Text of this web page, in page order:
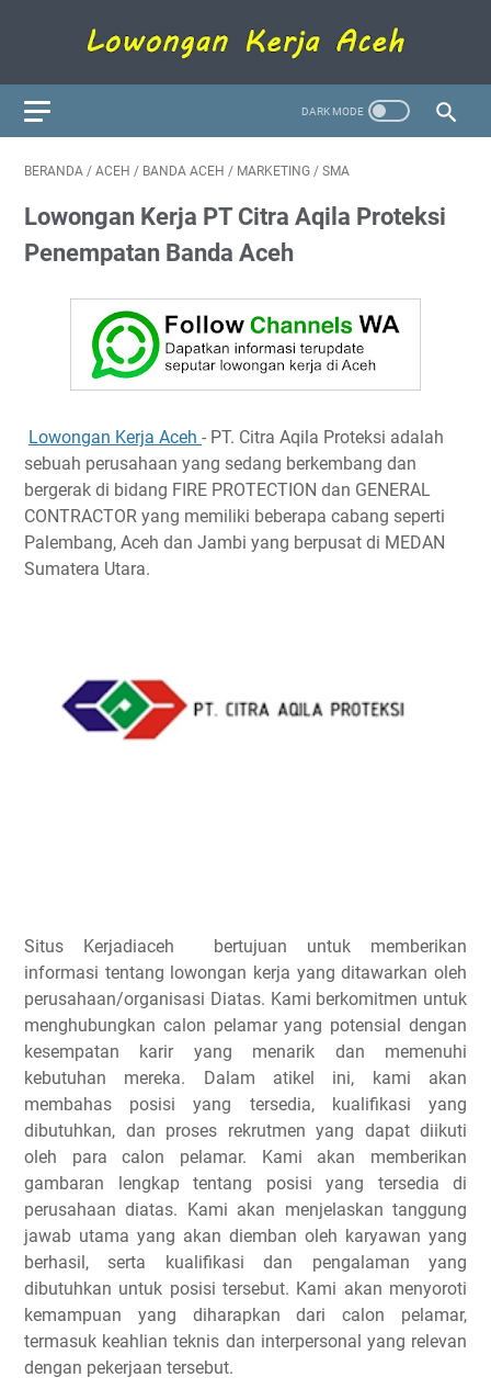
BERANDA / ACEH / BANDA ACEH / MARKETING / SMA
Lowongan Kerja PT Citra Aqila Proteksi
Penempatan Banda Aceh
Lowongan Kerja Aceh - PT. Citra Aqila Proteksi adalah
sebuah perusahaan yang sedang berkembang dan
bergerak di bidang FIRE PROTECTION dan GENERAL
CONTRACTOR yang memiliki beberapa cabang seperti
Palembang, Aceh dan Jambi yang berpusat di MEDAN
Sumatera Utara.
Situs Kerjadiaceh bertujuan untuk memberikan
informasi tentang lowongan kerja yang ditawarkan oleh
perusahaan/organisasi Diatas. Kami berkomitmen untuk
menghubungkan calon pelamar yang potensial dengan
kesempatan karir yang menarik dan memenuhi
kebutuhan mereka. Dalam atikel ini, kami akan
membahas posisi yang tersedia, kualifikasi yang
dibutuhkan, dan proses rekrutmen yang dapat diikuti
oleh para calon pelamar. Kami akan memberikan
gambaran lengkap tentang posisi yang tersedia di
perusahaan diatas. Kami akan menjelaskan tanggung
jawab utama yang akan diemban oleh karyawan yang
berhasil, serta kualifikasi dan pengalaman yang
dibutuhkan untuk posisi tersebut. Kami akan menyoroti
kemampuan yang diharapkan dari calon pelamar,
termasuk keahlian teknis dan interpersonal yang relevan
dengan pekerjaan tersebut.